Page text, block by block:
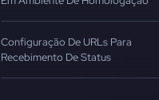
Configuração De URLs Para
Recebimento De Status